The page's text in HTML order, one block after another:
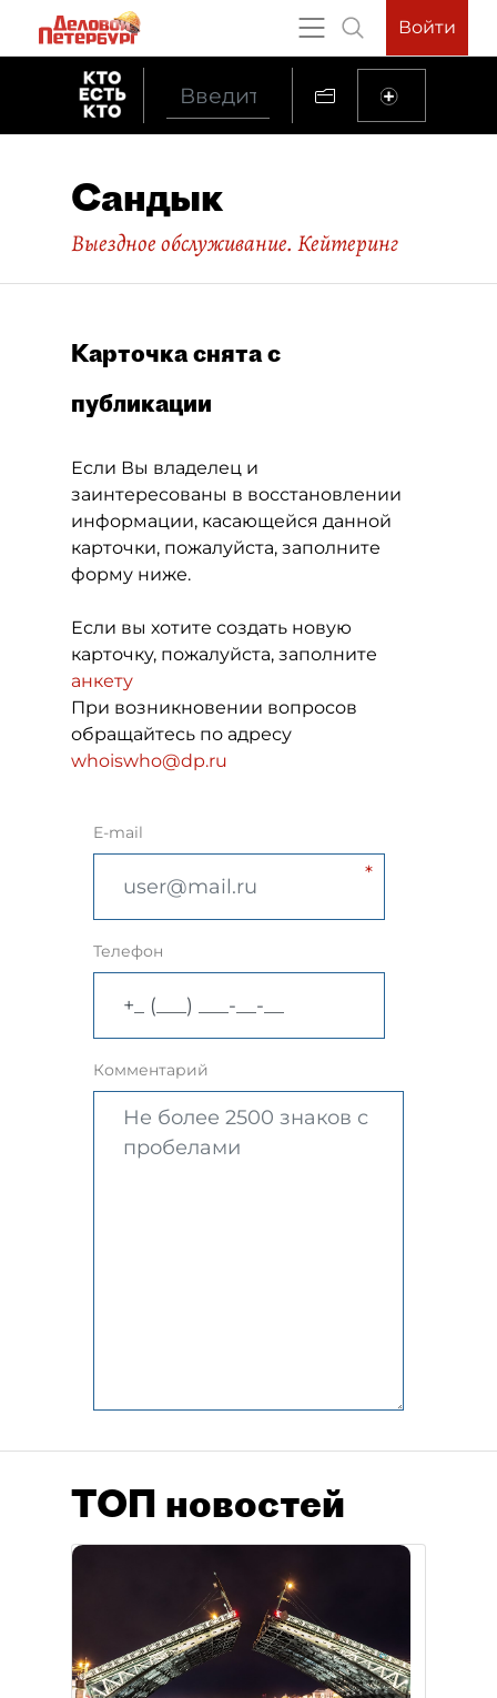
Войти
Сандык
Выездное обслуживание. Кейтеринг
Карточка снята с
публикации
Если Вы владелец и
заинтересованы в восстановлении
информации, касающейся данной
карточки, пожалуйста, заполните
форму ниже.
Если вы хотите создать новую
карточку, пожалуйста, заполните
анкету
При возникновении вопросов
обращайтесь по адресу
whoiswho@dp.ru
E-mail
Телефон
Комментарий
ТОП новостей